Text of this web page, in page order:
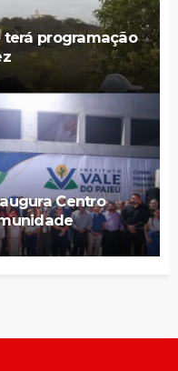
terá programação
Centro